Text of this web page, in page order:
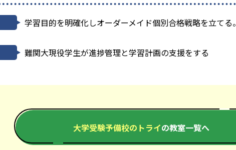
学習目的を明確化しオーダーメイド個別合格戦略を立てる。
難関大現役学生が進捗管理と学習計画の支援をする
大学受験予備校のトライの教室一覧へ